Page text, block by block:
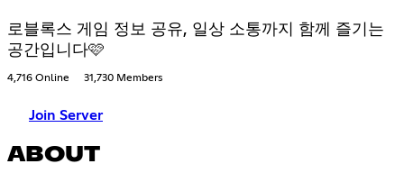
로블록스 게임 정보 공유, 일상 소통까지 함께 즐기는
공간입니다🩷
4,716 Online 31,730 Members
Join Server
ABOUT